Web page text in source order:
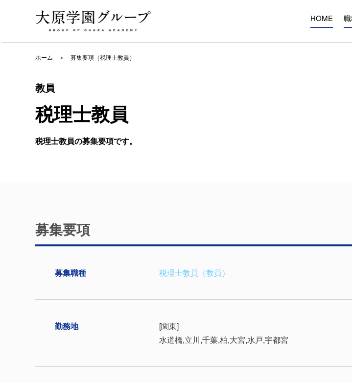
HOME
ホーム ＞ 募集要項（税理士教員）
教員
税理士教員
税理士教員の募集要項です。
募集要項
募集職種 税理士教員（教員）
勤務地
[関東]
水道橋,立川,千葉,柏,大宮,水戸,宇都宮